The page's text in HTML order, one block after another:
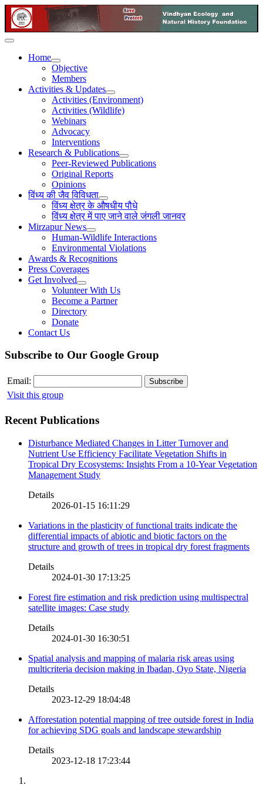
Home
Objective
Members
Activities & Updates
Activities (Environment)
Activities (Wildlife)
Webinars
Advocacy
Interventions
Research & Publications
Peer-Reviewed Publications
Original Reports
Opinions
विंध्य की जैव विविधता
विंध्य क्षेत्र के औषधीय पौधे
विंध्य क्षेत्र में पाए जाने वाले जंगली जानवर
Mirzapur News
Human-Wildlife Interactions
Environmental Violations
Awards & Recognitions
Press Coverages
Get Involved
Volunteer With Us
Become a Partner
Directory
Donate
Contact Us
Subscribe to Our Google Group
Email:
Visit this group
Recent Publications
Disturbance Mediated Changes in Litter Turnover and
Nutrient Use Efficiency Facilitate Vegetation Shifts in
Tropical Dry Ecosystems: Insights From a 10-Year Vegetation
Management Study
Details
2026-01-15 16:11:29
Variations in the plasticity of functional traits indicate the
differential impacts of abiotic and biotic factors on the
structure and growth of trees in tropical dry forest fragments
Details
2024-01-30 17:13:25
Forest fire estimation and risk prediction using multispectral
satellite images: Case study
Details
2024-01-30 16:30:51
Spatial analysis and mapping of malaria risk areas using
multicriteria decision making in Ibadan, Oyo State, Nigeria
Details
2023-12-29 18:04:48
Afforestation potential mapping of tree outside forest in India
for achieving SDG goals and landscape stewardship
Details
2023-12-18 17:23:44